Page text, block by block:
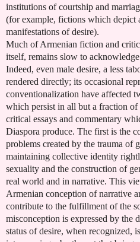
institutions of courtship and
(for example, fictions which depict
manifestations of desire).
Much of Armenian fiction and
itself, remains slow to
Indeed, even male desire, a less
rendered directly; its occasional
conventionalization have affected
which persist in all but a fraction
critical essays and commentary
Diaspora produce. The first is the
problems created by the trauma of
maintaining collective identity
sexuality and the construction of
real world and in narrative. This
Armenian conception of narrative
contribute to the fulfillment of the
misconception is expressed by the
status of desire, when recognized,